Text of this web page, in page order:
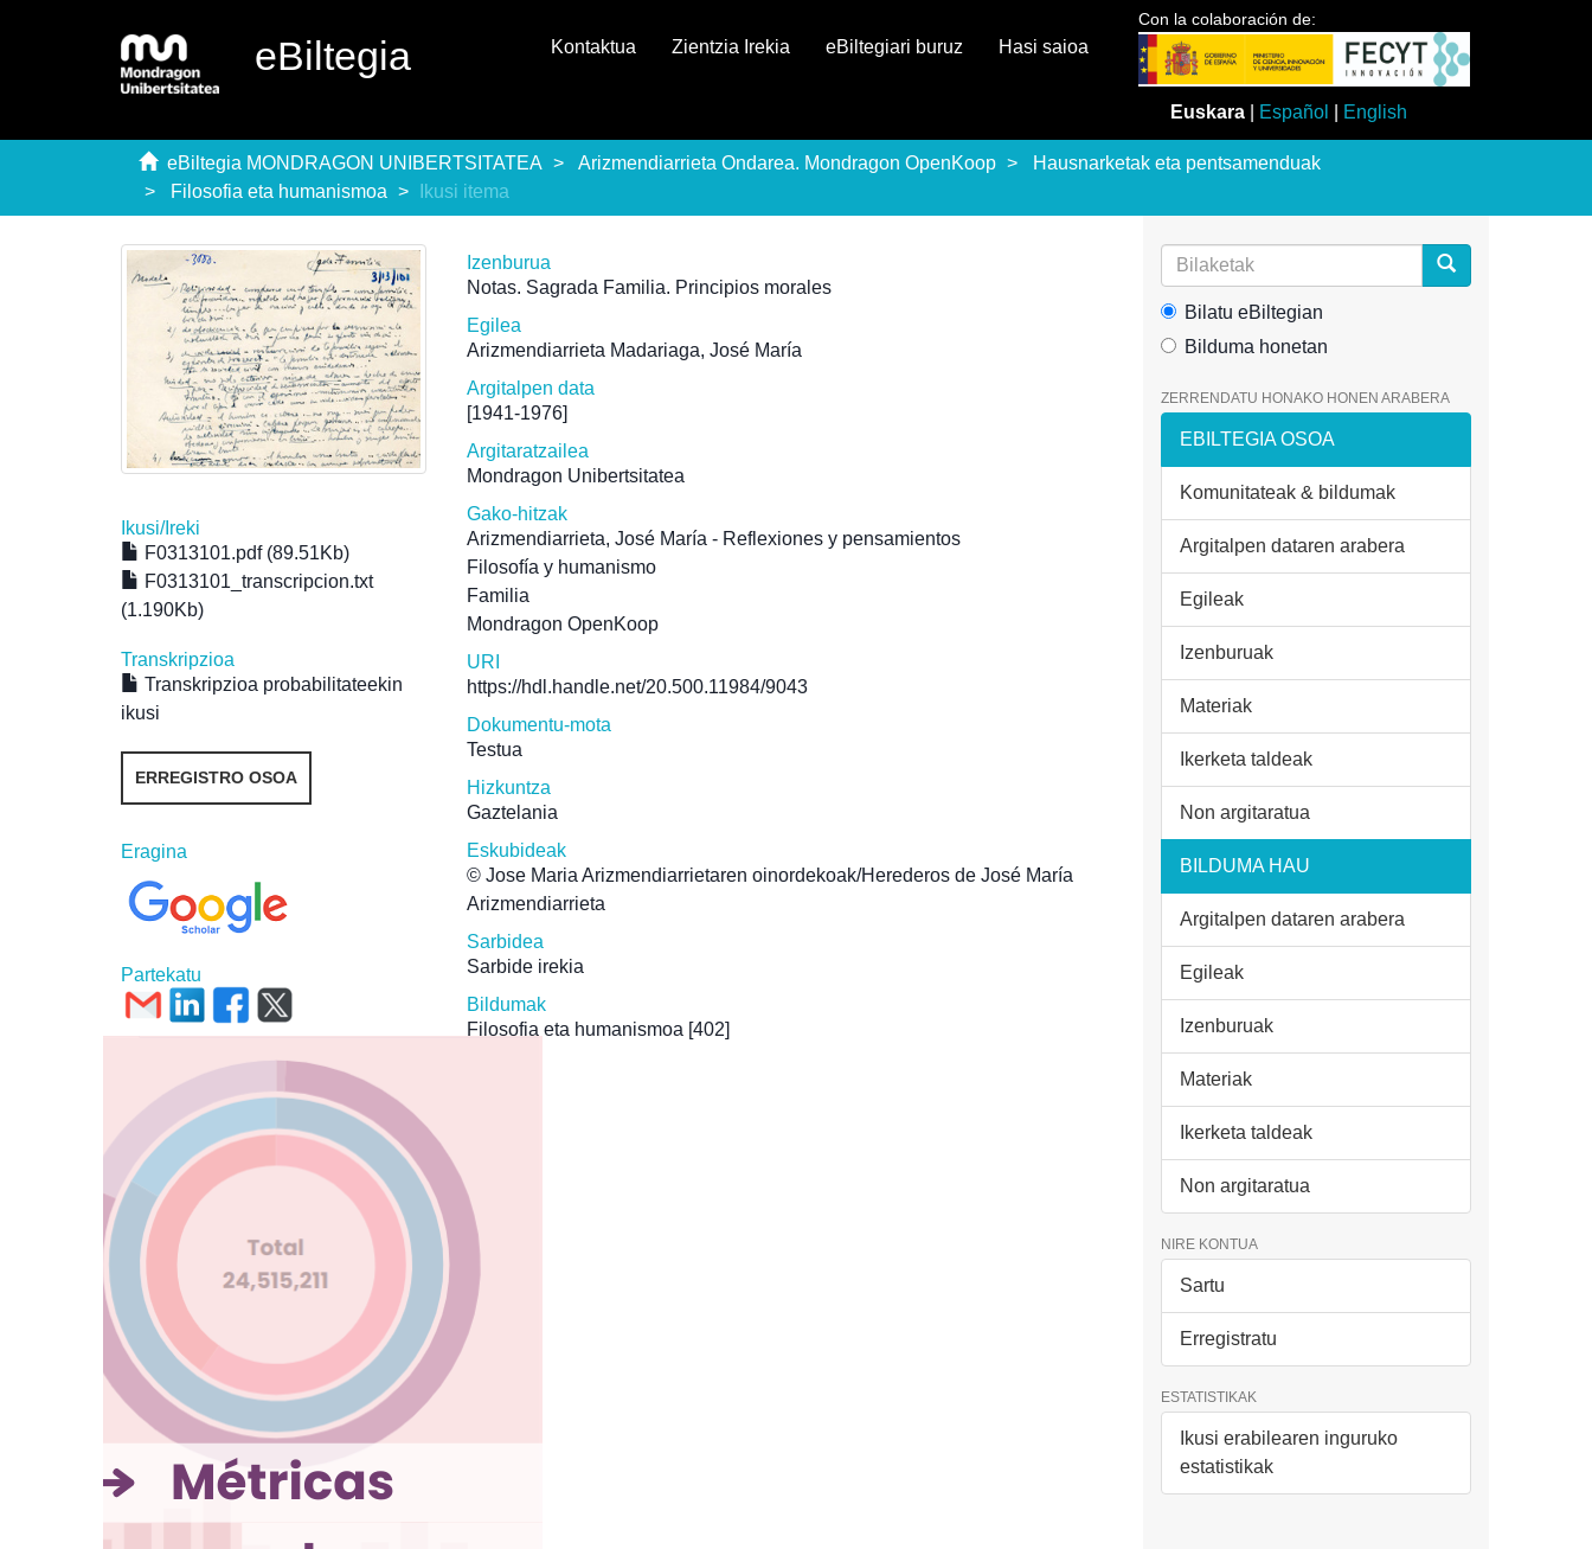
eBiltegia
Con la colaboración de:
Euskara Español English
Kontaktua Zientzia Irekia eBiltegiari buruz Hasi saioa
eBiltegia MONDRAGON UNIBERTSITATEA Arizmendiarrieta Ondarea. Mondragon OpenKoop
Hausnarketak eta pentsamenduak
Filosofia eta humanismoa
Ikusi itema
Ikusi/Ireki
F0313101.pdf (89.51Kb)
F0313101_transcripcion.txt
(1.190Kb)
Transkripzioa
Transkripzioa probabilitateekin
ikusi
ERREGISTRO OSOA
Eragina
Partekatu
Izenburua
Notas. Sagrada Familia. Principios morales
Egilea
Arizmendiarrieta Madariaga, José María
Argitalpen data
[1941-1976]
Argitaratzailea
Mondragon Unibertsitatea
Gako-hitzak
Arizmendiarrieta, José María - Reflexiones y pensamientos
Filosofía y humanismo
Familia
Mondragon OpenKoop
URI
https://hdl.handle.net/20.500.11984/9043
Dokumentu-mota
Testua
Hizkuntza
Gaztelania
Eskubideak
© Jose Maria Arizmendiarrietaren oinordekoak/Herederos de José María
Arizmendiarrieta
Sarbidea
Sarbide irekia
Bildumak
Filosofia eta humanismoa [402]
Bilatu eBiltegian
Bilduma honetan
ZERRENDATU HONAKO HONEN ARABERA
EBILTEGIA OSOA
Komunitateak & bildumak
Argitalpen dataren arabera
Egileak
Izenburuak
Materiak
Ikerketa taldeak
Non argitaratua
BILDUMA HAU
Argitalpen dataren arabera
Egileak
Izenburuak
Materiak
Ikerketa taldeak
Non argitaratua
NIRE KONTUA
Sartu
Erregistratu
ESTATISTIKAK
Ikusi erabilearen inguruko
estatistikak